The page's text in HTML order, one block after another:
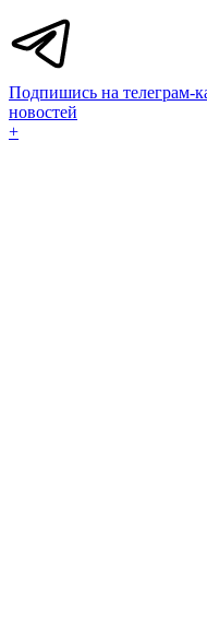
Подпишись на телеграм-
новостей
+